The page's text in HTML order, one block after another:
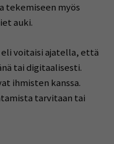
tekemiseen myös
auki.
eli voitaisi ajatella, että
tai digitaalisesti.
ihmisten kanssa.
tarvitaan tai